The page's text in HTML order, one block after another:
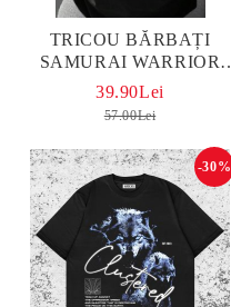
TRICOU BĂRBAȚI
SAMURAI WARRIOR
OVERSIZED
39.90Lei
57.00Lei
-30%